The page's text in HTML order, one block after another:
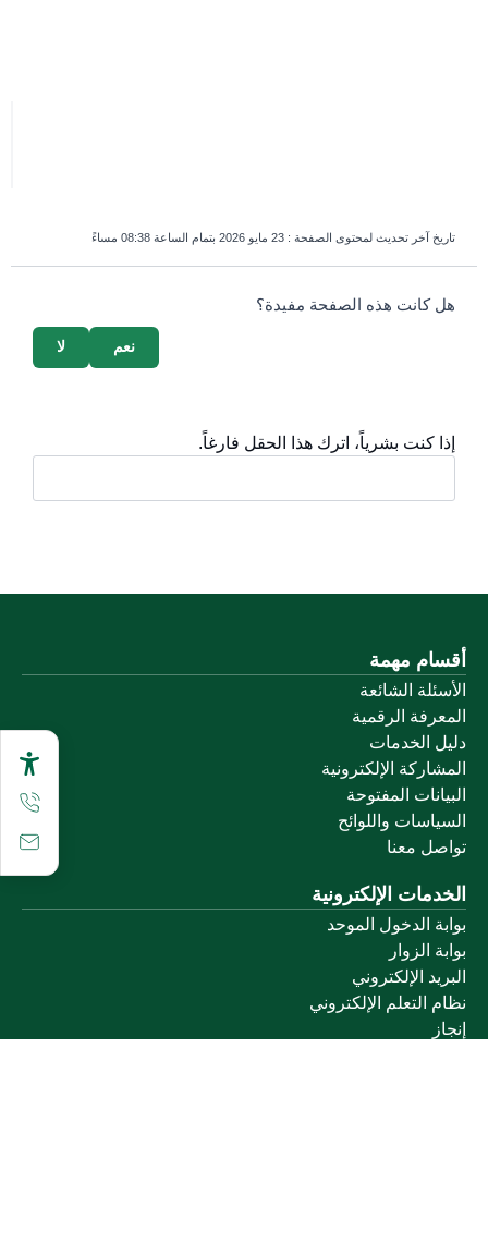
تاريخ آخر تحديث لمحتوى الصفحة : 23 مايو 2026 بتمام الساعة 08:38 مساءً
survey_v2
هل كانت هذه الصفحة مفيدة؟
لا نعم
إذا كنت بشرياً، اترك هذا الحقل فارغاً.
أقسام مهمة
الأسئلة الشائعة
المعرفة الرقمية
دليل الخدمات
المشاركة الإلكترونية
البيانات المفتوحة
السياسات واللوائح
تواصل معنا
الخدمات الإلكترونية
بوابة الدخول الموحد
بوابة الزوار
البريد الإلكتروني
نظام التعلم الإلكتروني
إنجاز